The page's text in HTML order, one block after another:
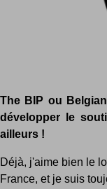
The BIP ou
développer le
ailleurs !
Déjà, j'aime bien le
France, et je suis